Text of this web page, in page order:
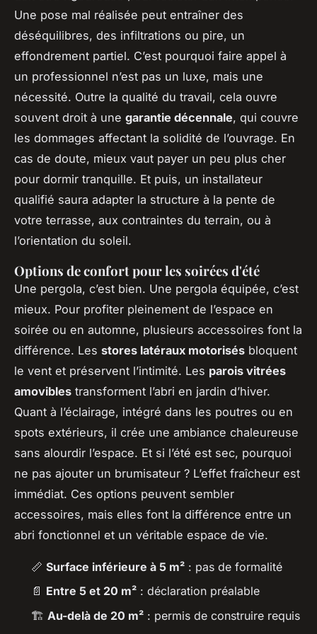
Une pose mal réalisée peut entraîner des
déséquilibres, des infiltrations ou pire, un
effondrement partiel. C’est pourquoi faire appel à
un professionnel n’est pas un luxe, mais une
nécessité. Outre la qualité du travail, cela ouvre
souvent droit à une garantie décennale, qui couvre
les dommages affectant la solidité de l’ouvrage. En
cas de doute, mieux vaut payer un peu plus cher
pour dormir tranquille. Et puis, un installateur
qualifié saura adapter la structure à la pente de
votre terrasse, aux contraintes du terrain, ou à
l’orientation du soleil.
Options de confort pour les soirées d'été
Une pergola, c’est bien. Une pergola équipée, c’est
mieux. Pour profiter pleinement de l’espace en
soirée ou en automne, plusieurs accessoires font la
différence. Les stores latéraux motorisés bloquent
le vent et préservent l’intimité. Les parois vitrées
amovibles transforment l’abri en jardin d’hiver.
Quant à l’éclairage, intégré dans les poutres ou en
spots extérieurs, il crée une ambiance chaleureuse
sans alourdir l’espace. Et si l’été est sec, pourquoi
ne pas ajouter un brumisateur ? L’effet fraîcheur est
immédiat. Ces options peuvent sembler
accessoires, mais elles font la différence entre un
abri fonctionnel et un véritable espace de vie.
📏 Surface inférieure à 5 m² : pas de formalité
📄 Entre 5 et 20 m² : déclaration préalable
🏗️ Au-delà de 20 m² : permis de construire requis